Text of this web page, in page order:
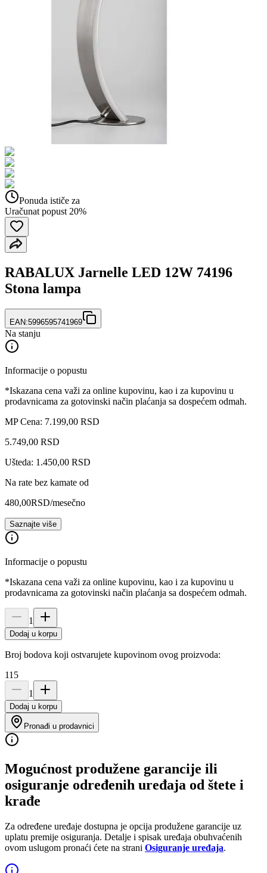
Ponuda ističe za
Uračunat popust 20%
RABALUX Jarnelle LED 12W 74196
Stona lampa
EAN:5996595741969
Na stanju
Informacije o popustu
*Iskazana cena važi za online kupovinu, kao i za kupovinu u
prodavnicama za gotovinski način plaćanja sa dospećem odmah.
MP Cena: 7.199,00 RSD
5.749,00 RSD
Ušteda: 1.450,00 RSD
Na rate bez kamate od
480,00RSD/mesečno
Saznajte više
Informacije o popustu
*Iskazana cena važi za online kupovinu, kao i za kupovinu u
prodavnicama za gotovinski način plaćanja sa dospećem odmah.
1
Dodaj u korpu
Broj bodova koji ostvarujete kupovinom ovog proizvoda:
115
1
Dodaj u korpu
Pronađi u prodavnici
Mogućnost produžene garancije ili
osiguranje određenih uređaja od štete i
krađe
Za određene uređaje dostupna je opcija produžene garancije uz
uplatu premije osiguranja. Detalje i spisak uređaja obuhvaćenih
ovom uslugom pronaći ćete na strani Osiguranje uređaja.